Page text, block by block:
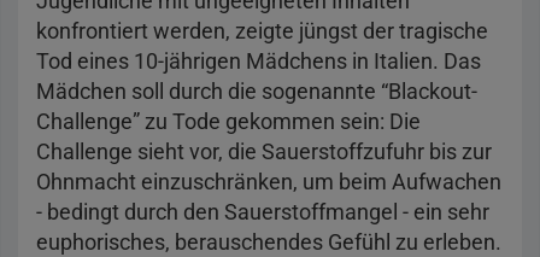
konfrontiert werden, zeigte jüngst der tragische
Tod eines 10-jährigen Mädchens in Italien. Das
Mädchen soll durch die sogenannte “Blackout-
Challenge” zu Tode gekommen sein: Die
Challenge sieht vor, die Sauerstoffzufuhr bis zur
Ohnmacht einzuschränken, um beim Aufwachen
- bedingt durch den Sauerstoffmangel - ein sehr
euphorisches, berauschendes Gefühl zu erleben.